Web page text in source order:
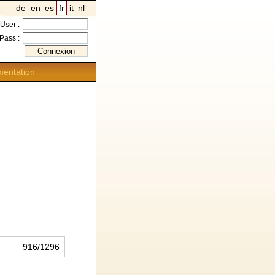
de en es fr it nl
User :
Pass :
916/1296